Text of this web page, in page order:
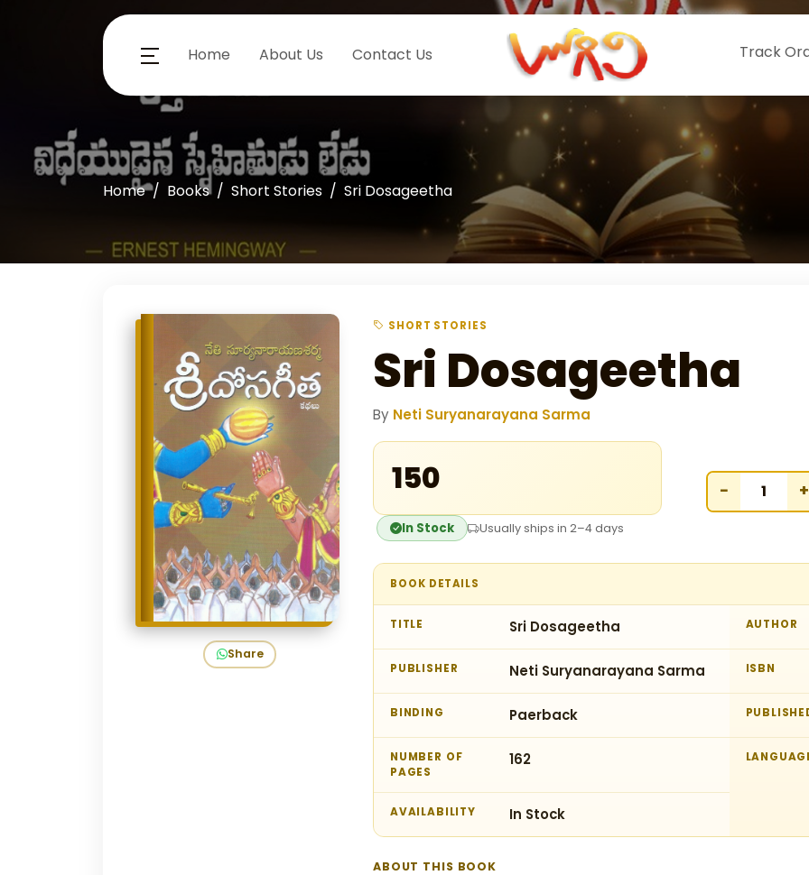
Home About Us Contact Us Track
Home Books Short Stories Sri Dosageetha
Share
SHORT STORIES
Sri Dosageetha
By Neti Suryanarayana Sarma
₹150
In Stock Usually ships in 2–4 days
− +
BOOK DETAILS
TITLE Sri Dosageetha AUTHOR
PUBLISHER Neti Suryanarayana Sarma ISBN
BINDING Paerback
NUMBER OF
PAGES
162
AVAILABILITY In Stock
ABOUT THIS BOOK